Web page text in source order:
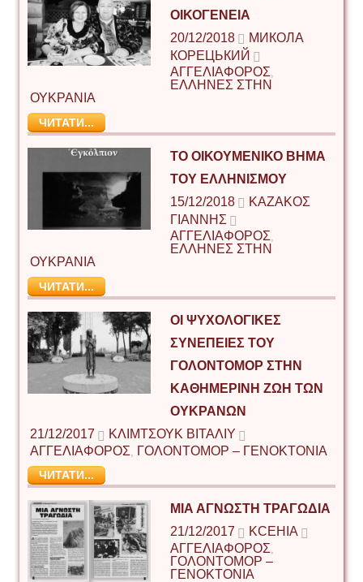
ΟΙΚΟΓΕΝΕΙΑ
20/12/2018
МИКОЛА
КОРЕЦЬКИЙ
ΑΓΓΕΛΙΑΦΟΡΟΣ,
ΕΛΛΗΝΕΣ ΣΤΗΝ
ΟΥΚΡΑΝΙΑ
ЧИТАТИ...
ΤΟ ΟΙΚΟΥΜΕΝΙΚΟ ΒΗΜΑ
ΤΟΥ ΕΛΛΗΝΙΣΜΟΥ
15/12/2018
ΚΑΖΆΚΟΣ
ΓΙΆΝΝΗΣ
ΑΓΓΕΛΙΑΦΟΡΟΣ,
ΕΛΛΗΝΕΣ ΣΤΗΝ
ΟΥΚΡΑΝΙΑ
ЧИТАТИ...
ΟΙ ΨΥΧΟΛΟΓΙΚΈΣ
ΣΥΝΈΠΕΙΕΣ ΤΟΥ
ΓΟΛΟΝΤΟΜΌΡ ΣΤΗΝ
ΚΑΘΗΜΕΡΙΝΉ ΖΩΉ ΤΩΝ
ΟΥΚΡΑΝΏΝ
21/12/2017
ΚΛΙΜΤΣΟΎΚ ΒΙΤΆΛΙΥ
ΑΓΓΕΛΙΑΦΟΡΟΣ
ΓΟΛΟΝΤΟΜΟΡ – ΓΕΝΟΚΤΟΝΙΑ
ЧИТАТИ...
ΜΙΑ ΑΓΝΩΣΤΗ ΤΡΑΓΩΔΙΑ
21/12/2017
KCEHIA
ΑΓΓΕΛΙΑΦΟΡΟΣ
ΓΟΛΟΝΤΟΜΟΡ –
ΓΕΝΟΚΤΟΝΙΑ